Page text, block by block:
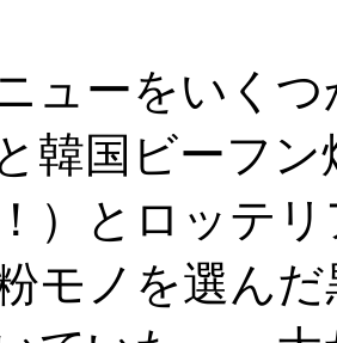
ューをいく
韓国ビーフ
）とロッテ
モノを選ん